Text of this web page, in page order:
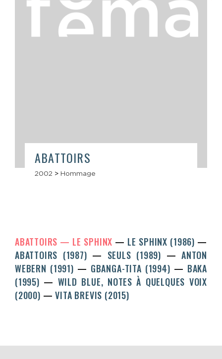
ABATTOIRS
2002 > Hommage
ABATTOIRS LE SPHINX
LE SPHINX (1986)
ABATTOIRS (1987)
SEULS (1989)
ANTON
WEBERN (1991)
GBANGA-TITA (1994)
BAKA
(1995)
WILD BLUE, NOTES À QUELQUES VOIX
(2000)
VITA BREVIS (2015)